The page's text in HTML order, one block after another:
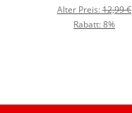
Alter Preis:12,99 €
Rabatt:8%